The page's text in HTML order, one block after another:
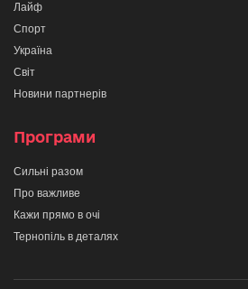
Лайф
Спорт
Україна
Світ
Новини партнерів
Програми
Сильні разом
Про важливе
Кажи прямо в очі
Тернопіль в деталях